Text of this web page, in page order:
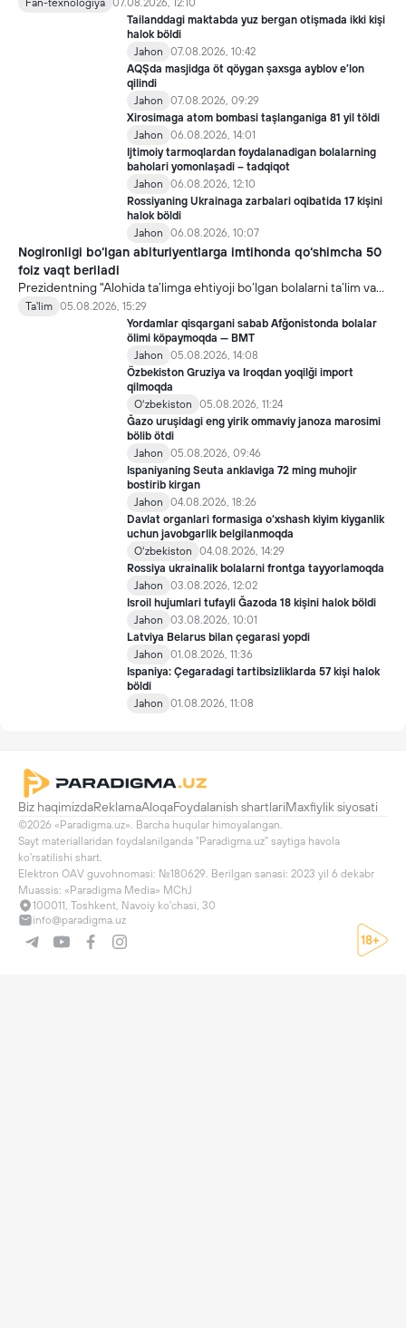
undan notöğri maqsadda foydalaniliş borasidagi xavotirlarni ham
Fan-texnologiya 07.08.2026, 12:10
Tailanddagi maktabda yuz bergan otişmada ikki kişi
halok böldi
Jahon
07.08.2026, 10:42
AQŞda masjidga öt qöygan şaxsga ayblov e’lon
qilindi
Jahon
07.08.2026, 09:29
Xirosimaga atom bombasi taşlanganiga 81 yil töldi
Jahon
06.08.2026, 14:01
Ijtimoiy tarmoqlardan foydalanadigan bolalarning
baholari yomonlaşadi – tadqiqot
Jahon
06.08.2026, 12:10
Rossiyaning Ukrainaga zarbalari oqibatida 17 kişini
halok böldi
Jahon
06.08.2026, 10:07
Nogironligi bo‘lgan abituriyentlarga imtihonda qo‘shimcha 50
foiz vaqt beriladi
Prezidentning "Alohida ta’limga ehtiyoji bo‘lgan bolalarni ta’lim va
ijtimoiy xizmatlar bilan qamrab olish tizimini takomillashtirish
bo‘yicha qo‘shimcha chora-tadbirlar to‘g‘risida"gi qarori bilan
inklyuziv ta’lim sohasida qator yangi mexanizmlar joriy etilmoqda.
Ta'lim 05.08.2026, 15:29
Yordamlar qisqargani sabab Afğonistonda bolalar
ölimi köpaymoqda — BMT
Jahon
05.08.2026, 14:08
Özbekiston Gruziya va Iroqdan yoqilği import
qilmoqda
Oʻzbekiston
05.08.2026, 11:24
Ğazo uruşidagi eng yirik ommaviy janoza marosimi
bölib ötdi
Jahon
05.08.2026, 09:46
Ispaniyaning Seuta anklaviga 72 ming muhojir
bostirib kirgan
Jahon
04.08.2026, 18:26
Davlat organlari formasiga o‘xshash kiyim kiyganlik
uchun javobgarlik belgilanmoqda
Oʻzbekiston
04.08.2026, 14:29
Rossiya ukrainalik bolalarni frontga tayyorlamoqda
Jahon
03.08.2026, 12:02
Isroil hujumlari tufayli Ğazoda 18 kişini halok böldi
Jahon
03.08.2026, 10:01
Latviya Belarus bilan çegarasi yopdi
Jahon
01.08.2026, 11:36
Ispaniya: Çegaradagi tartibsizliklarda 57 kişi halok
böldi
Jahon
01.08.2026, 11:08
Biz haqimizdaReklamaAloqaFoydalanish shartlariMaxfiylik siyosati
©2026 «Paradigma.uz». Barcha huqular himoyalangan.
Sayt materiallaridan foydalanilganda "Paradigma.uz" saytiga havola
ko'rsatilishi shart.
Elektron OAV guvohnomasi: №180629. Berilgan sanasi: 2023 yil 6 dekabr
Muassis: «Paradigma Media» MChJ
100011, Toshkent, Navoiy ko'chasi, 30
info@paradigma.uz